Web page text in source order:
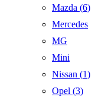
Mazda (6)
Mercedes
MG
Mini
Nissan (1)
Opel (3)